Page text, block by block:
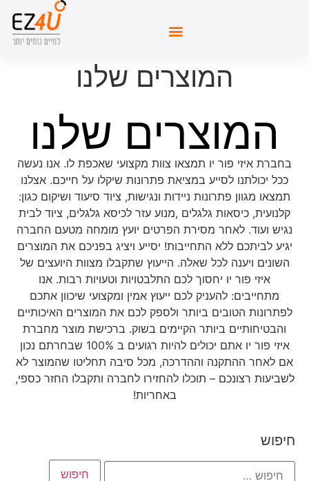
המוצרים שלנו
המוצרים שלנו
בחברת איזי פור יו תמצאו צוות מקצועי שאכפת לו. אנו נעשה
ככל יכולתנו לסייע במציאת פתרונות שיקלו על חייכם. אצלנו
תמצאו מגוון פתרונות ניידות ונגישות, ציוד סיעוד ושיקום כגון:
קלנועית, כיסאות גלגלים ,מנוע עזר לכיסא גלגלים, ציוד לבית
נגיש ועוד. לאחר מסירת הפרטים יועץ מומחה מטעם החברה
יגיע לביתכם ללא התחייבות! יסייע ויציג בפניכם את המוצרים
השונים ויענה לכל שאלה. הייעוץ שתקבלו מצוות היועצים של
איזי פור יו יחסוך לכם התלבטויות וטעויות רבות. אנו
מתחייבים: להעניק לכם ייעוץ אמין ומקצועי שיכוון אתכם
לפתרונות הטובים ביותר ולספק לכם את המוצרים האיכותיים
והבטיחותיים ביותר הקיימים בשוק. ברכישת מוצר מחברת
איזי פור יו אתם יכולים להיות רגועים ב 100% שבחרתם נכון
אם לאחר ההתקנה וההדרכה, מכל סיבה תחליטו שהמוצר לא
לשביעות רצונכם – תוכלו להחזירו לחברה ותקבלו החזר כספי,
באחריות!
חיפוש